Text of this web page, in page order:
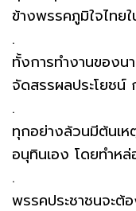
ข้างพรรคภูมิใจไทย
.
ทั้งการทำงานของน
จัดสรรผลประโยชน์
.
ทุกอย่างล้วนมีต้นเห
อนุทินเอง โดยทำหล่
.
พรรคประชาชนจะต้